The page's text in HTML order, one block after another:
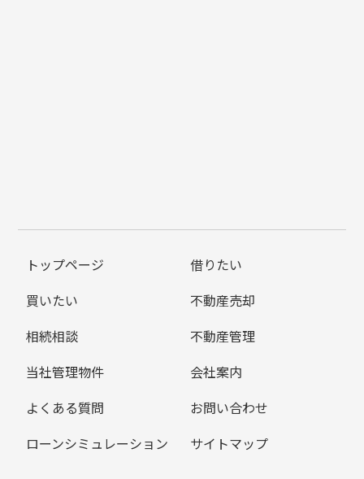
トップページ
借りたい
買いたい
不動産売却
相続相談
不動産管理
当社管理物件
会社案内
よくある質問
お問い合わせ
ローンシミュレーション
サイトマップ